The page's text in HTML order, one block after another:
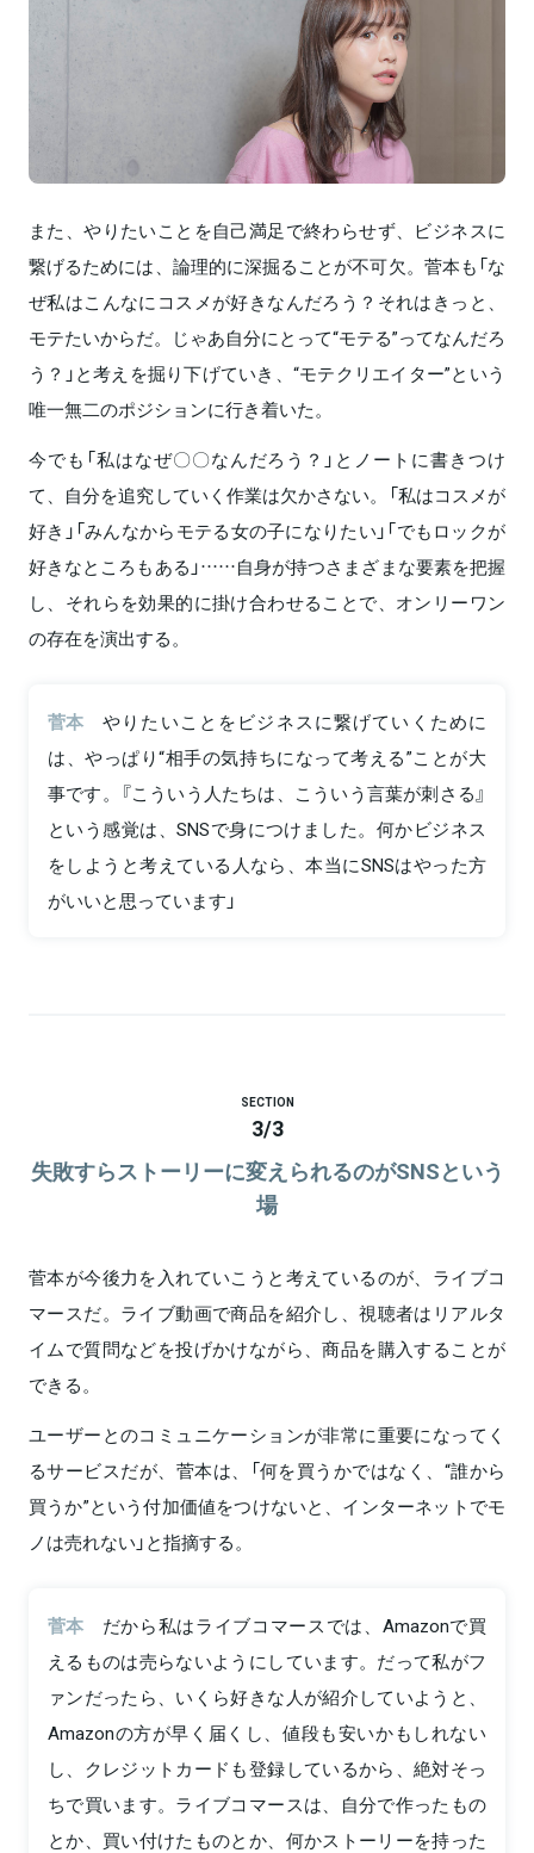
また、やりたいことを自己満足で終わらせず、ビジネスに
繋げるためには、論理的に深掘ることが不可欠。菅本も「な
ぜ私はこんなにコスメが好きなんだろう？それはきっと、
モテたいからだ。じゃあ自分にとって“モテる”ってなんだろ
う？」と考えを掘り下げていき、“モテクリエイター”という
唯一無二のポジションに行き着いた。
今でも「私はなぜ〇〇なんだろう？」とノートに書きつけ
て、自分を追究していく作業は欠かさない。「私はコスメが
好き」「みんなからモテる女の子になりたい」「でもロックが
好きなところもある」……自身が持つさまざまな要素を把握
し、それらを効果的に掛け合わせることで、オンリーワン
の存在を演出する。
菅本
やりたいことをビジネスに繋げていくために
は、やっぱり“相手の気持ちになって考える”ことが大
事です。『こういう人たちは、こういう言葉が刺さる』
という感覚は、SNSで身につけました。何かビジネス
をしようと考えている人なら、本当にSNSはやった方
がいいと思っています」
SECTION
3/3
失敗すらストーリーに変えられるのがSNSという
場
菅本が今後力を入れていこうと考えているのが、ライブコ
マースだ。ライブ動画で商品を紹介し、視聴者はリアルタ
イムで質問などを投げかけながら、商品を購入することが
できる。
ユーザーとのコミュニケーションが非常に重要になってく
るサービスだが、菅本は、「何を買うかではなく、“誰から
買うか”という付加価値をつけないと、インターネットでモ
ノは売れない」と指摘する。
菅本
だから私はライブコマースでは、Amazonで買
えるものは売らないようにしています。だって私がフ
ァンだったら、いくら好きな人が紹介していようと、
Amazonの方が早く届くし、値段も安いかもしれない
し、クレジットカードも登録しているから、絶対そっ
ちで買います。ライブコマースは、自分で作ったもの
とか、買い付けたものとか、何かストーリーを持った